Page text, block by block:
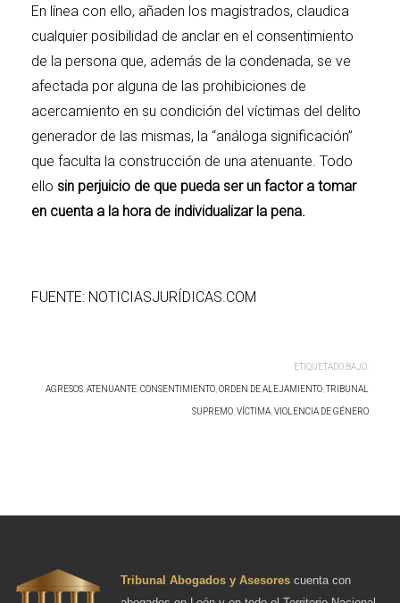
En línea con ello, añaden los magistrados, claudica
cualquier posibilidad de anclar en el consentimiento
de la persona que, además de la condenada, se ve
afectada por alguna de las prohibiciones de
acercamiento en su condición del víctimas del delito
generador de las mismas, la “análoga significación”
que faculta la construcción de una atenuante. Todo
ello sin perjuicio de que pueda ser un factor a tomar
en cuenta a la hora de individualizar la pena.
FUENTE: NOTICIASJURÍDICAS.COM
ETIQUETADO BAJO:
AGRESOS ATENUANTE CONSENTIMIENTO ORDEN DE ALEJAMIENTO ,TRIBUNAL
SUPREMO VÍCTIMA VIOLENCIA DE GÉNERO
Tribunal Abogados y Asesores cuenta con